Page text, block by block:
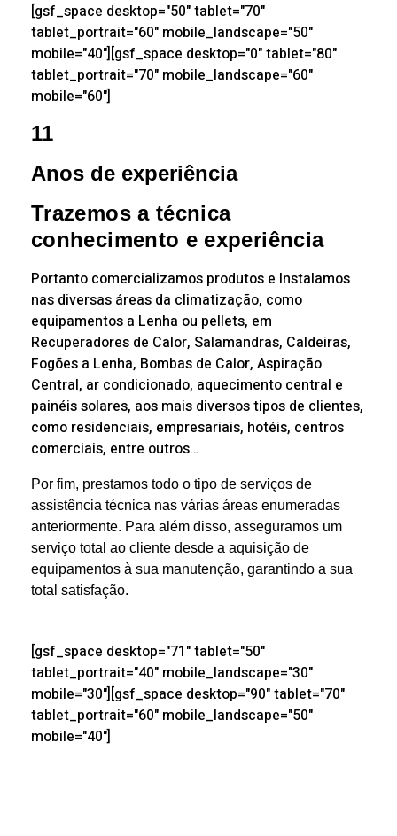
[gsf_space desktop="50" tablet="70"
tablet_portrait="60" mobile_landscape="50"
mobile="40"][gsf_space desktop="0" tablet="80"
tablet_portrait="70" mobile_landscape="60"
mobile="60"]
11
Anos de experiência
Trazemos a técnica
conhecimento e experiência
Portanto comercializamos produtos e Instalamos
nas diversas áreas da climatização, como
equipamentos a Lenha ou pellets, em
Recuperadores de Calor, Salamandras, Caldeiras,
Fogões a Lenha, Bombas de Calor, Aspiração
Central, ar condicionado, aquecimento central e
painéis solares, aos mais diversos tipos de clientes,
como residenciais, empresariais, hotéis, centros
comerciais, entre outros…
Por fim, prestamos todo o tipo de serviços de
assistência técnica nas várias áreas enumeradas
anteriormente. Para além disso, asseguramos um
serviço total ao cliente desde a aquisição de
equipamentos à sua manutenção, garantindo a sua
total satisfação.
[gsf_space desktop="71" tablet="50"
tablet_portrait="40" mobile_landscape="30"
mobile="30"][gsf_space desktop="90" tablet="70"
tablet_portrait="60" mobile_landscape="50"
mobile="40"]